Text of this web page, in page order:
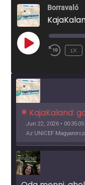
Borravaló
PLAY
EPISODE
1X
KajaKaland:
Jun 22, 2026 • 00:35:05